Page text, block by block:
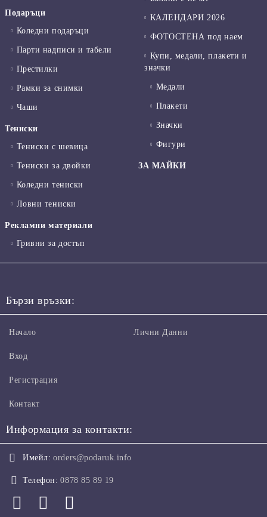
Подаръци
Коледни подаръци
Парти надписи и табели
Престилки
Рамки за снимки
Чаши
Тениски
Тениски с шевица
Тениски за двойки
Коледни тениски
Ловни тениски
Рекламни материали
Гривни за достъп
КАЛЕНДАРИ 2026
ФОТОСТЕНА под наем
Купи, медали, плакети и
значки
Медали
Плакети
Значки
Фигури
ЗА МАЙКИ
Бързи връзки:
Начало
Вход
Регистрация
Контакт
Лични Данни
Информация за контакти:
Имейл: orders@podaruk.info
Телефон: 0878 85 89 19